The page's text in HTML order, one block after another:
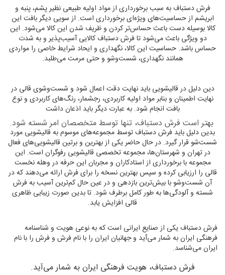
فرش دستباف به سبب برخورداری از مواد اولیه طبیعی نظیر پشم، پنبه و
ابریشم از حساسیت‌های ویژه‌ای برخورداری است. از سویی دیگر بافت این
کالا بوسیله دست باعث حساس‌تر کردن و ظریف شدن این کالا می‌شود. این
دو ویژگی باعث می‌شود تا فرش دستباف کالایی آسیب‌پذیر و به شدت
حساس باشد. حساسیت این کالا، نگهداری و ایحاد شرایط خاصی را مواردی
همانند نگهداری، شست‌وشو و حتی مرمت می‌طلبد.
دین دلیل در قالیشویی باید نهایت دقت اعمال شود و شست‌وشوی قالی در
نهایت اطمینان و بنابر مواد اولیه کاربردی، رجشمار، رنگ‌های کاربردی و نوع
بافت انجام شود. به عبارت دیگر باید اذعان داشت
بهتر است فرش دستباف، تنها توسط متخصصان امر شسته شود.
بدین دلیل باید فرش دستباف توسط مجموعه‌های موسوم به قالیشویی مورد
شست‌شو قرار گیرد. در حال حاضر یکی از بهترین و برتین قالیشویی‌های فعال
در تهران و شهرستان‌ها، مجموعه تخصصی قالیشویی رفوگران است. این
مجموعه با برخورداری از استادکاران و مجربان این حرفه در وهله نخست
قالی را ارزیابی کرده و سپس بهترین نسخه را برای فرش ارائه می‌دهند که در
آن شست‌وشو با بیش‌ترین بازدهی و در عین حال کم‌ترین آسیب به فرش
شسته‌ و آلودگی‌ها به طور کامل برطرف شود. تا بدین صورت زیبایی ظاهری
قالی افزایش یابد.
فرش دستباف یکی از صنایع ایرانی است که به نوعی هویت و شناسنامه
فرهنگی ایران به شمار می‌آید و جهانیان ایران را با نام فرش و فرش را با نام
ایران می‌شناسد.
فرش دستباف، هویت فرهنگی ایران به شمار می‌آید.